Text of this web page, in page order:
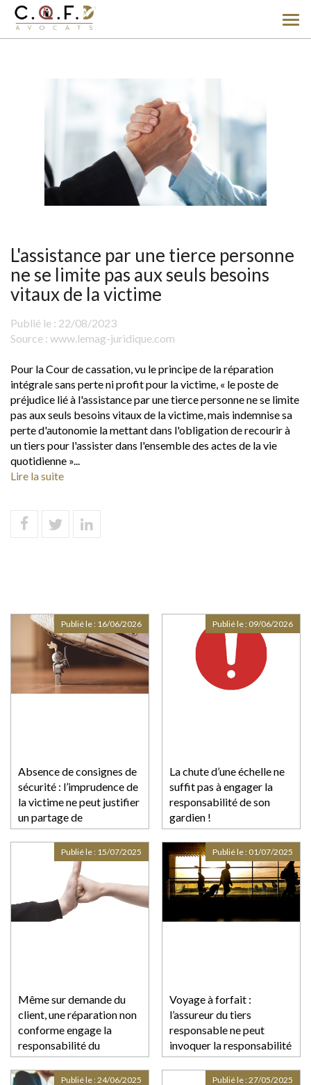
le
L'assistance par une tierce personne
ne se limite pas aux seuls besoins
vitaux de la victime
Publié le : 22/08/2023
Source : www.lemag-juridique.com
Pour la Cour de cassation, vu le principe de la réparation
intégrale sans perte ni profit pour la victime, « le poste de
préjudice lié à l'assistance par une tierce personne ne se limite
pas aux seuls besoins vitaux de la victime, mais indemnise sa
perte d'autonomie la mettant dans l'obligation de recourir à
un tiers pour l'assister dans l'ensemble des actes de la vie
quotidienne »...
Lire la suite
Absence de consignes de
sécurité : l’imprudence de
la victime ne peut justifier
un partage de
responsabilité !
Publié le : 16/06/2026
La chute d’une échelle ne
suffit pas à engager la
responsabilité de son
gardien !
Publié le : 09/06/2026
Même sur demande du
client, une réparation non
conforme engage la
responsabilité du
garagiste !
Publié le : 15/07/2025
Voyage à forfait :
l’assureur du tiers
responsable ne peut
invoquer la responsabilité
de plein droit de l’agence
de voyages
Publié le : 01/07/2025
Publié le :24/06/2025 Publié le :27/05/2025